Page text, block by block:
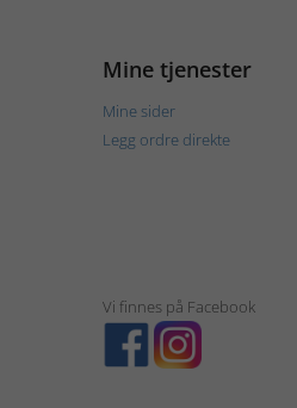
Mine tjenester
Mine sider
Legg ordre direkte
Vi finnes på Facebook